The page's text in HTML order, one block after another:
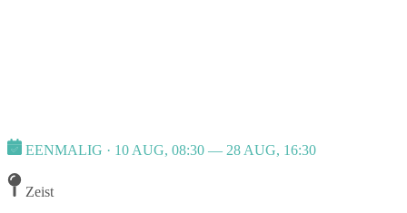
EENMALIG · 10 AUG, 08:30 — 28 AUG, 16:30
Zeist